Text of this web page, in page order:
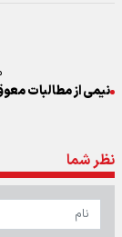
نیمی از مطالبات
نظر شما